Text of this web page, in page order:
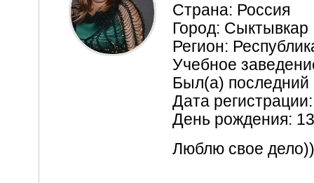
Страна: Россия
Город: Сыктывкар
Регион:
Учебное
Был(а) последний
Дата
День рождения:
Люблю свое